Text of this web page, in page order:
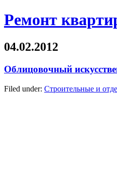
Ремонт
04.02.2012
Облицовочный
Filed under: Строительные и